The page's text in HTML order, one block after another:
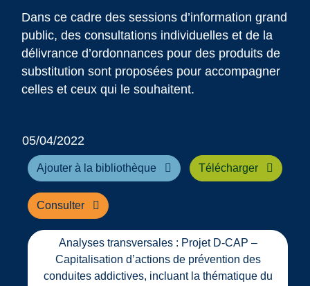
Dans ce cadre des sessions d’information grand
public, des consultations individuelles et de la
délivrance d’ordonnances pour des produits de
substitution sont proposées pour accompagner
celles et ceux qui le souhaitent.
05/04/2022
Ajouter à la bibliothèque Télécharger
Consulter
Analyses transversales : Projet D-CAP –
Capitalisation d’actions de prévention des
conduites addictives, incluant la thématique du